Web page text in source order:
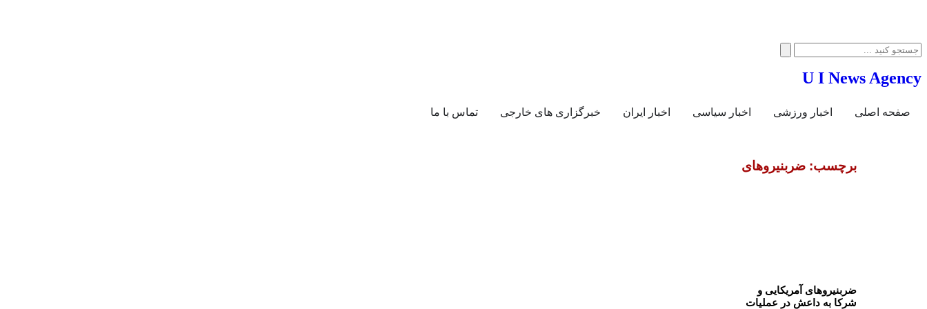
U I News Agency
صفحه اصلی اخبار ورزشی اخبار سیاسی اخبار ایران خبرگزاری های خارجی تماس با ما
برچسب: ضربنیروهای
ضربنیروهای آمریکایی و
شرکا به داعش در عملیات